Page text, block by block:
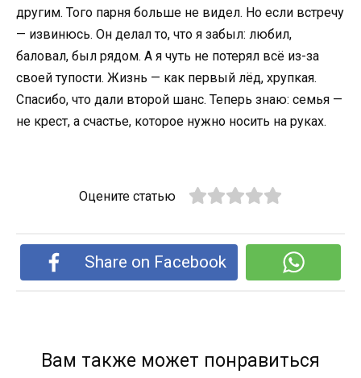
другим. Того парня больше не видел. Но если встречу
— извинюсь. Он делал то, что я забыл: любил,
баловал, был рядом. А я чуть не потерял всё из-за
своей тупости. Жизнь — как первый лёд, хрупкая.
Спасибо, что дали второй шанс. Теперь знаю: семья —
не крест, а счастье, которое нужно носить на руках.
Оцените статью
Share on Facebook
Вам также может понравиться